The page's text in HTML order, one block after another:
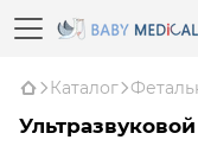
Каталог